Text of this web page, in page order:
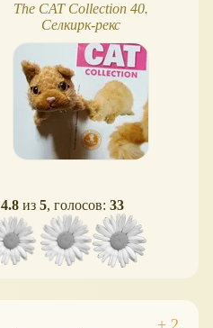
The CAT Сollection 40.
Селкирк-рекс
4.8 из 5, голосов: 33